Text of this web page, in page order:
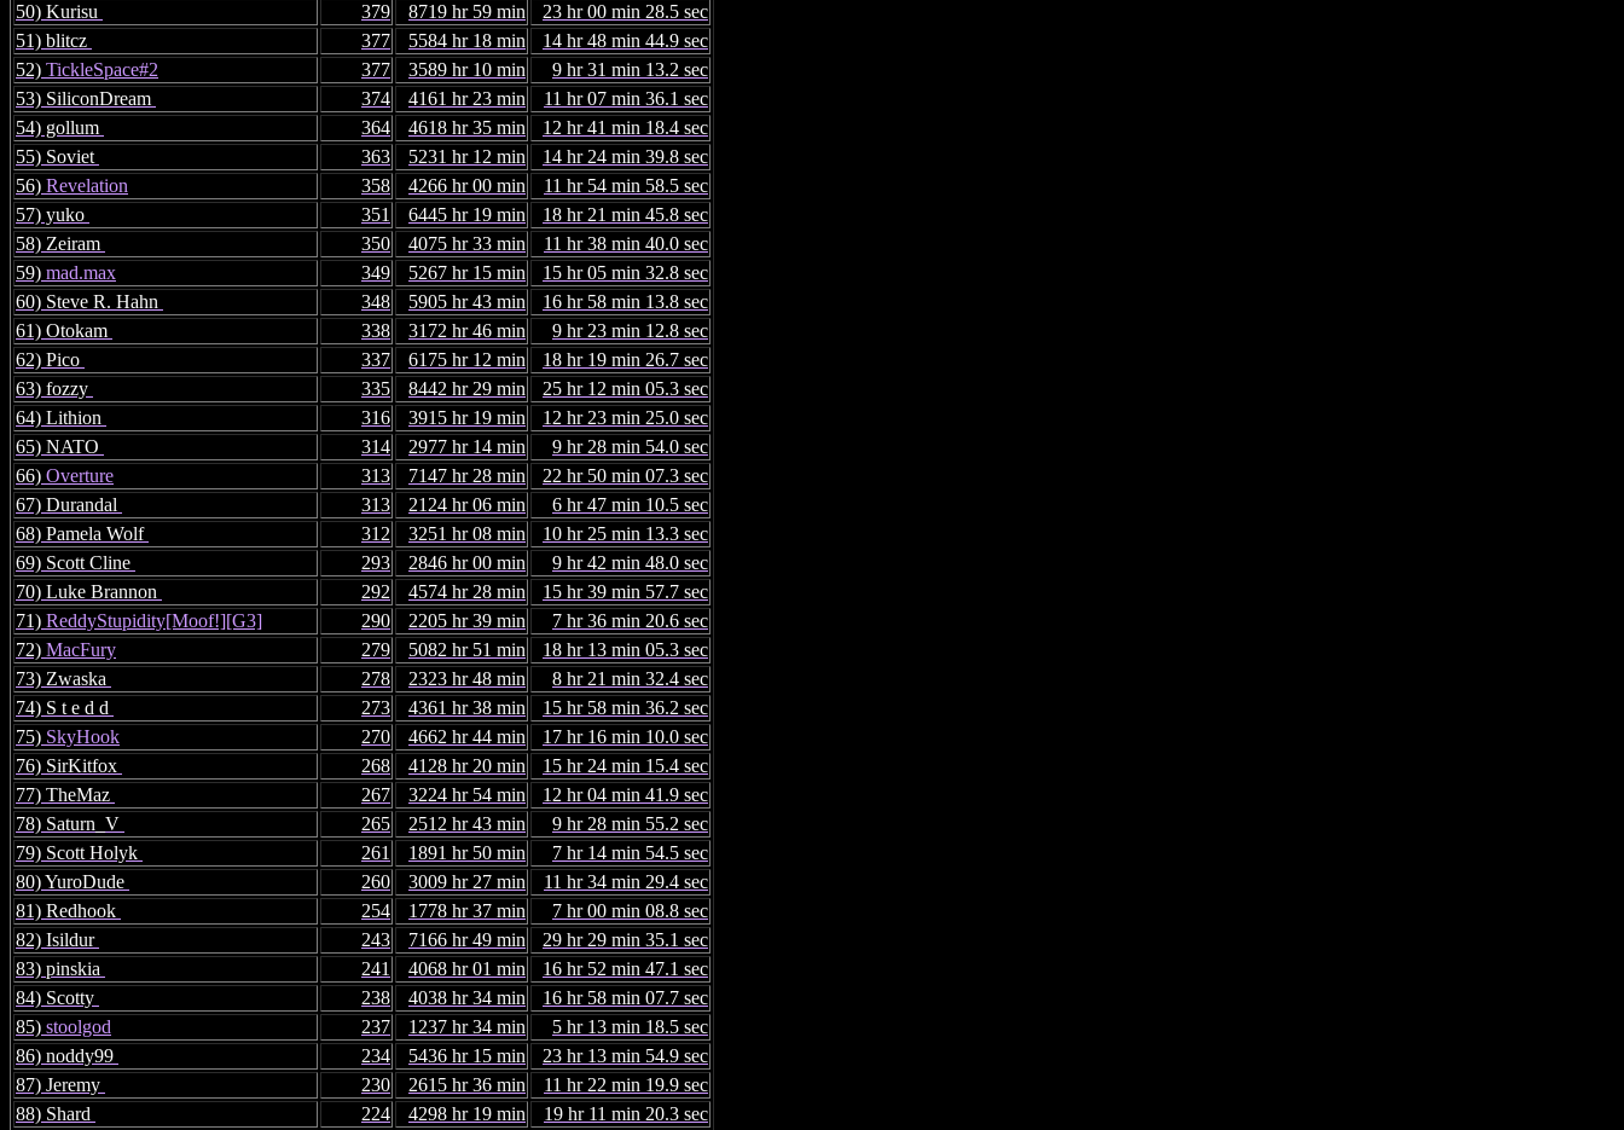
50) Kurisu
379 8719 hr 59 min
23 hr 00 min 28.5 sec
51) blitcz
377 5584 hr 18 min
14 hr 48 min 44.9 sec
52) TickleSpace#2 377 3589 hr 10 min
9 hr 31 min 13.2 sec
53) SiliconDream
374 4161 hr 23 min
11 hr 07 min 36.1 sec
54) gollum
364 4618 hr 35 min
12 hr 41 min 18.4 sec
55) Soviet
363 5231 hr 12 min
14 hr 24 min 39.8 sec
56) Revelation 358 4266 hr 00 min
11 hr 54 min 58.5 sec
57) yuko
351 6445 hr 19 min
18 hr 21 min 45.8 sec
58) Zeiram
350 4075 hr 33 min
11 hr 38 min 40.0 sec
59) mad.max 349 5267 hr 15 min
15 hr 05 min 32.8 sec
60) Steve R. Hahn
348 5905 hr 43 min
16 hr 58 min 13.8 sec
61) Otokam
338 3172 hr 46 min
9 hr 23 min 12.8 sec
62) Pico
337 6175 hr 12 min
18 hr 19 min 26.7 sec
63) fozzy
335 8442 hr 29 min
25 hr 12 min 05.3 sec
64) Lithion
316 3915 hr 19 min
12 hr 23 min 25.0 sec
65) NATO
314 2977 hr 14 min
9 hr 28 min 54.0 sec
66) Overture 313 7147 hr 28 min
22 hr 50 min 07.3 sec
67) Durandal
313 2124 hr 06 min
6 hr 47 min 10.5 sec
68) Pamela Wolf
312 3251 hr 08 min
10 hr 25 min 13.3 sec
69) Scott Cline
293 2846 hr 00 min
9 hr 42 min 48.0 sec
70) Luke Brannon
292 4574 hr 28 min
15 hr 39 min 57.7 sec
71) ReddyStupidity[Moof!][G3] 290 2205 hr 39 min
7 hr 36 min 20.6 sec
72) MacFury 279 5082 hr 51 min
18 hr 13 min 05.3 sec
73) Zwaska
278 2323 hr 48 min
8 hr 21 min 32.4 sec
74) S t e d d
273 4361 hr 38 min
15 hr 58 min 36.2 sec
75) SkyHook 270 4662 hr 44 min
17 hr 16 min 10.0 sec
76) SirKitfox
268 4128 hr 20 min
15 hr 24 min 15.4 sec
77) TheMaz
267 3224 hr 54 min
12 hr 04 min 41.9 sec
78) Saturn_V
265 2512 hr 43 min
9 hr 28 min 55.2 sec
79) Scott Holyk
261 1891 hr 50 min
7 hr 14 min 54.5 sec
80) YuroDude
260 3009 hr 27 min
11 hr 34 min 29.4 sec
81) Redhook
254 1778 hr 37 min
7 hr 00 min 08.8 sec
82) Isildur
243 7166 hr 49 min
29 hr 29 min 35.1 sec
83) pinskia
241 4068 hr 01 min
16 hr 52 min 47.1 sec
84) Scotty
238 4038 hr 34 min
16 hr 58 min 07.7 sec
85) stoolgod 237 1237 hr 34 min
5 hr 13 min 18.5 sec
86) noddy99
234 5436 hr 15 min
23 hr 13 min 54.9 sec
87) Jeremy
230 2615 hr 36 min
11 hr 22 min 19.9 sec
88) Shard
224 4298 hr 19 min
19 hr 11 min 20.3 sec